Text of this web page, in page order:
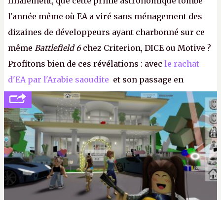
l'année même où EA a viré sans ménagement des
dizaines de développeurs ayant charbonné sur ce
même Battlefield 6chez Criterion, DICE ou Motive ?
Profitons bien de ces révélations : avec le rachat
d'EA par l'Arabie saoudite et son passage en
société privée, l'éditeur n'aura bientôt plus
l'obligation de publier ses bilans. Encore une
victoire pour la transparence.P.